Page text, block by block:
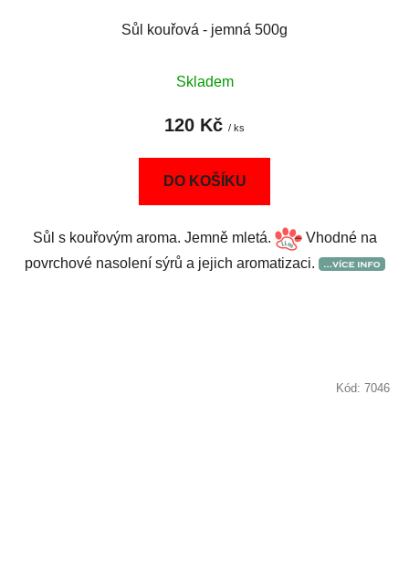
Sůl kouřová - jemná 500g
Skladem
120 Kč / ks
DO KOŠÍKU
Sůl s kouřovým aroma. Jemně mletá.
Vhodné na
povrchové nasolení sýrů a jejich aromatizaci.
Kód: 7046